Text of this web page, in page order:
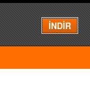
İNDİR
Menü